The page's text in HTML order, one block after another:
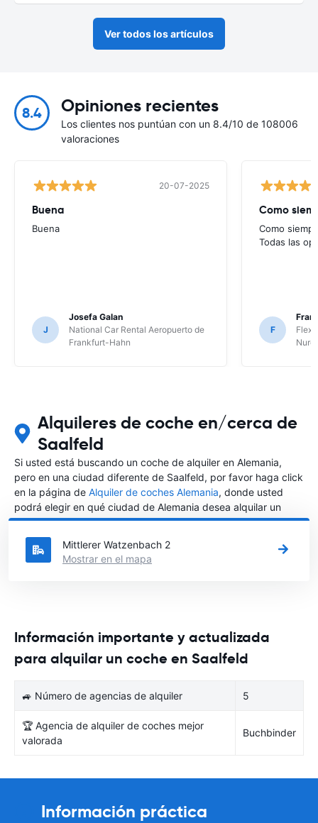
Ver todos los artículos
8.4 Opiniones recientes
Los clientes nos puntúan con un 8.4/10 de 108006
valoraciones
20-07-2025
Buena
Buena
J
Josefa Galan
National Car Rental Aeropuerto de
Frankfurt-Hahn
Como
Como
Todas las
F
Flex
Alquileres de coche en/cerca de
Saalfeld
Si usted está buscando un coche de alquiler en Alemania,
pero en una ciudad diferente de Saalfeld, por favor haga click
en la página de Alquiler de coches Alemania, donde usted
podrá elegir en qué ciudad de Alemania desea alquilar un
coche.
Mittlerer Watzenbach 2
Mostrar en el mapa
Información importante y actualizada
para alquilar un coche en Saalfeld
🚙 Número de agencias de alquiler 5
🏆 Agencia de alquiler de coches mejor
valorada
Buchbinder
Información práctica